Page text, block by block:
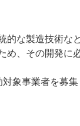
な製造技術な
、その開発に
象事業者を募集